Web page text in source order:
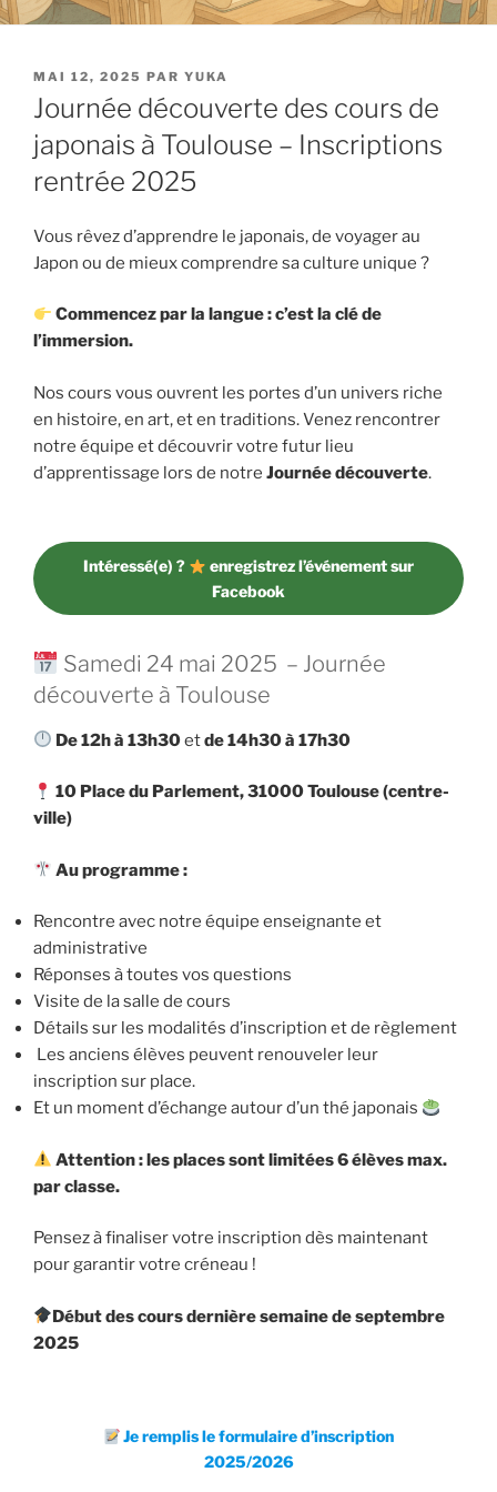
PUBLIÉ
LE
MAI 12, 2025 PAR YUKA
Journée découverte des cours de
japonais à Toulouse – Inscriptions
rentrée 2025
Vous rêvez d’apprendre le japonais, de voyager au
Japon ou de mieux comprendre sa culture unique ?
Commencez par la langue : c’est la clé de
l’immersion.
Nos cours vous ouvrent les portes d’un univers riche
en histoire, en art, et en traditions. Venez rencontrer
notre équipe et découvrir votre futur lieu
d’apprentissage lors de notre Journée découverte.
Intéressé(e) ?
enregistrez l’événement sur
Facebook
Samedi 24 mai 2025 – Journée
découverte à Toulouse
De 12h à 13h30etde 14h30 à 17h30
10 Place du Parlement, 31000 Toulouse (centre-
ville)
Au programme :
Rencontre avec notre équipe enseignante et
administrative
Réponses à toutes vos questions
Visite de la salle de cours
Détails sur les modalités d’inscription et de règlement
Les anciens élèves peuvent renouveler leur
inscription sur place.
Et un moment d’échange autour d’un thé japonais
Attention : les places sont limitées 6 élèves max.
par classe.
Pensez à finaliser votre inscription dès maintenant
pour garantir votre créneau !
Début des coursdernière semaine de septembre
2025
Je remplis le formulaire d’inscription
2025/2026